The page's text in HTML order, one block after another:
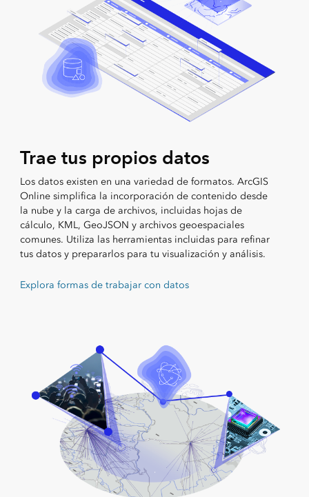
Trae tus propios datos
Los datos existen en una variedad de formatos. ArcGIS
Online simplifica la incorporación de contenido desde
la nube y la carga de archivos, incluidas hojas de
cálculo, KML, GeoJSON y archivos geoespaciales
comunes. Utiliza las herramientas incluidas para refinar
tus datos y prepararlos para tu visualización y análisis.
Explora formas de trabajar con datos